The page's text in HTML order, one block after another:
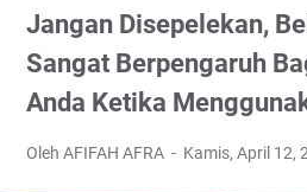
Jangan Disepelekan,
Sangat Berpengaruh
Anda Ketika
Oleh AFIFAH AFRA Kamis, April 12,